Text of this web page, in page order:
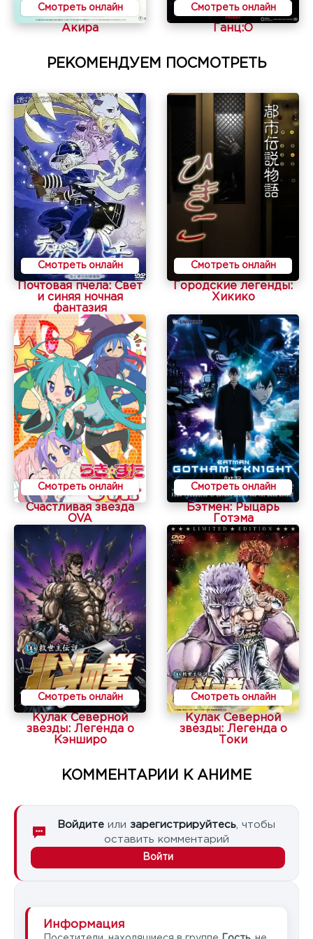
Смотреть онлайн
Акира
Смотреть онлайн
Ганц:O
РЕКОМЕНДУЕМ ПОСМОТРЕТЬ
Смотреть онлайн
Почтовая пчела: Свет
и синяя ночная
фантазия
Смотреть онлайн
Городские легенды:
Хикико
Смотреть онлайн
Счастливая звезда
OVA
Смотреть онлайн
Бэтмен: Рыцарь
Готэма
Смотреть онлайн
Кулак Северной
звезды: Легенда о
Кэнширо
Смотреть онлайн
Кулак Северной
звезды: Легенда о
Токи
КОММЕНТАРИИ К АНИМЕ
Войдите или зарегистрируйтесь , чтобы
оставить комментарий
Войти
Информация